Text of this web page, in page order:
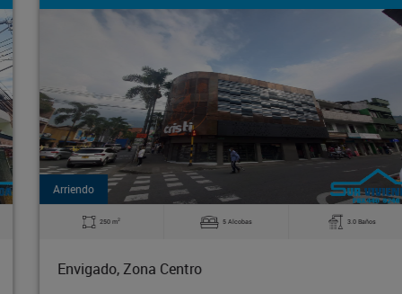
Arriendo
250 m 2 5 Alcobas 3.0 Baños
Envigado, Zona Centro